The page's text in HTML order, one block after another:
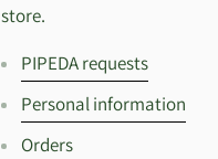
store.
PIPEDA requests
Personal information
Orders